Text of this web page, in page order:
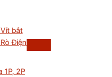
bắt
Điện
1P, 2P